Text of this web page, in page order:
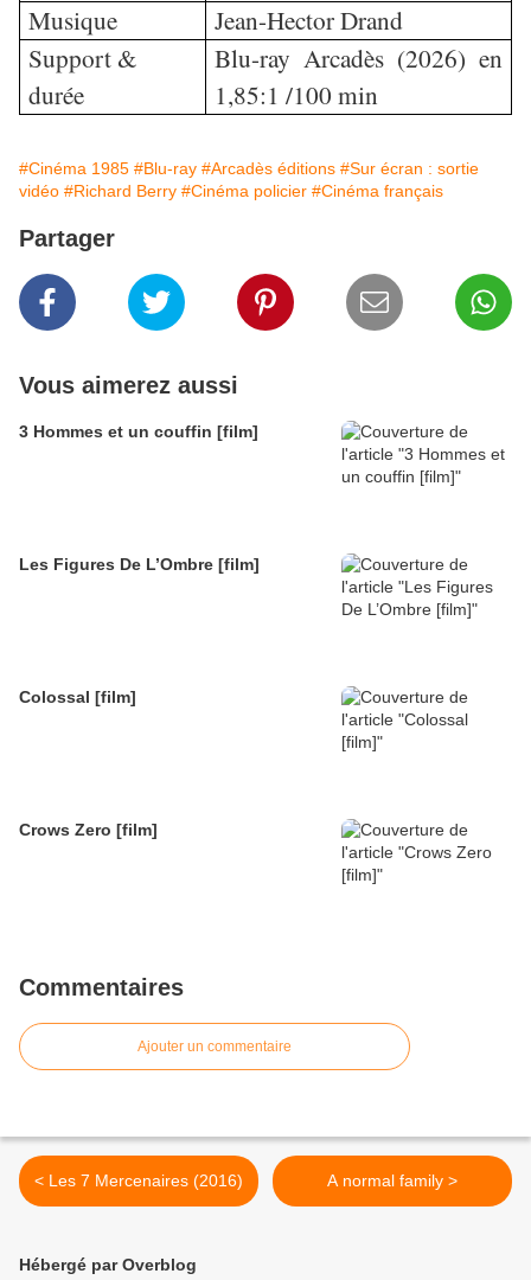
Musique
Jean-Hector Drand
Support &
durée
Blu-ray Arcadès (2026) en
1,85:1 /100 min
#Cinéma 1985 #Blu-ray #Arcadès éditions #Sur écran : sortie
vidéo #Richard Berry #Cinéma policier #Cinéma français
Partager
Vous aimerez aussi
3 Hommes et un couffin [film]
Les Figures De L’Ombre [film]
Colossal [film]
Crows Zero [film]
Commentaires
Ajouter un commentaire
< Les 7 Mercenaires (2016) A normal family >
Hébergé par Overblog